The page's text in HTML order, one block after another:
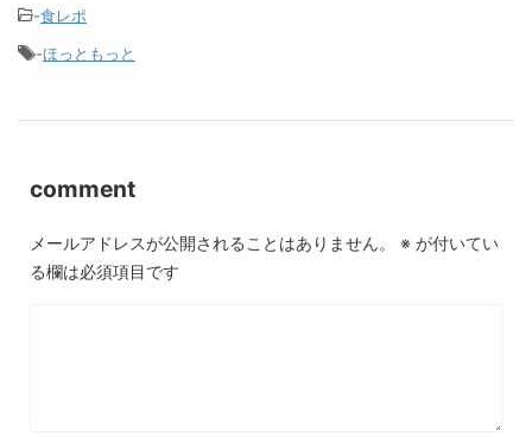
-食レポ
-ほっともっと
comment
メールアドレスが公開されることはありません。 ※ が付いてい
る欄は必須項目です